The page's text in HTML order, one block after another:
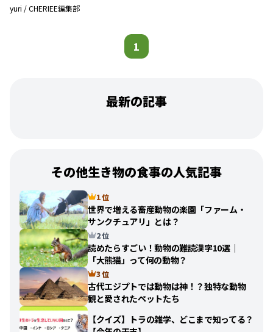
yuri /CHERIEE編集部
1
最新の記事
その他生き物の食事の人気記事
1 位
世界で増える畜産動物の楽園「ファーム・
サンクチュアリ」とは？
2 位
読めたらすごい！動物の難読漢字10選｜
「大熊猫」って何の動物？
3 位
古代エジプトでは動物は神！？独特な動物
観と愛されたペットたち
【クイズ】トラの雑学、どこまで知ってる？